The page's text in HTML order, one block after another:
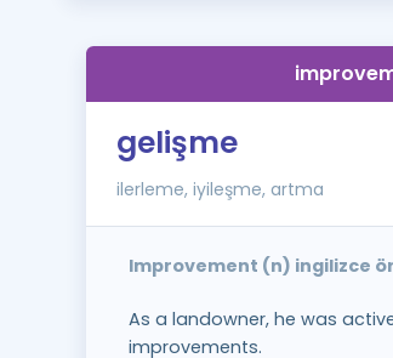
gelişme
ilerleme, iyileşme, artma
Improvement (n) ingilizce
As a landowner, he was
improvements.